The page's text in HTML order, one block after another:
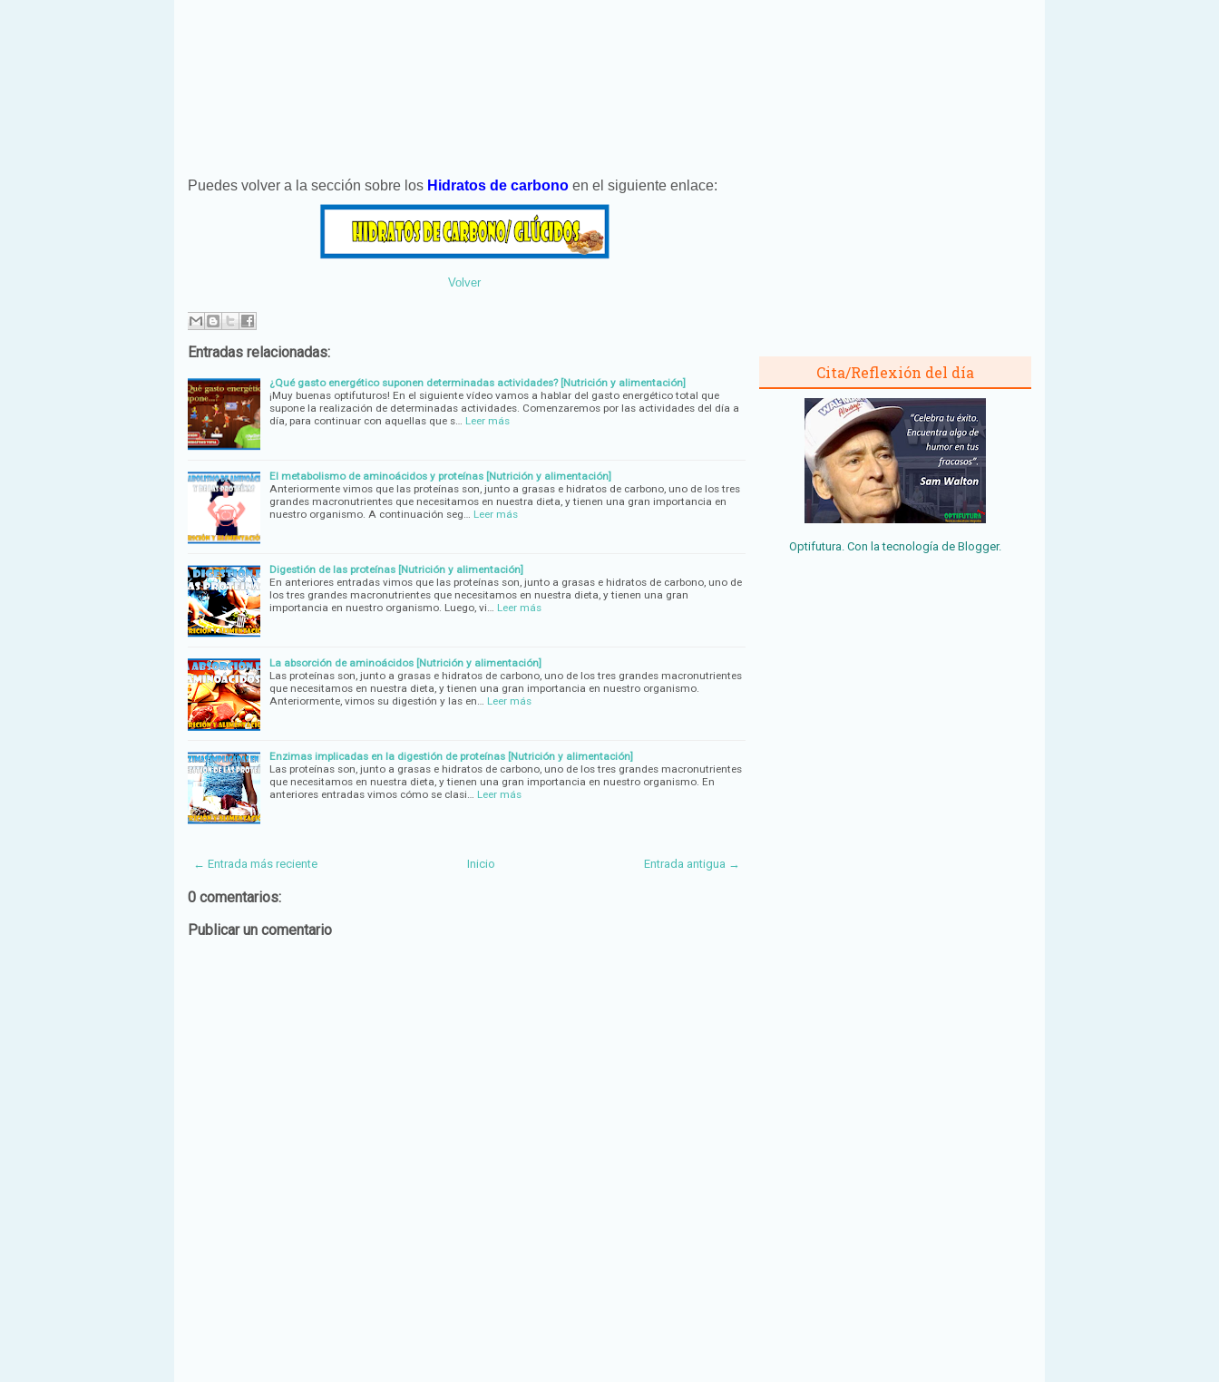
Puedes volver a la sección sobre los Hidratos de carbono en el siguiente enlace:
Volver
Entradas relacionadas:
¿Qué gasto energético suponen determinadas actividades? [Nutrición y alimentación]
¡Muy buenas optifuturos! En el siguiente vídeo vamos a hablar del gasto energético total que
supone la realización de determinadas actividades. Comenzaremos por las actividades del día a
día, para continuar con aquellas que s…
Leer más
El metabolismo de aminoácidos y proteínas [Nutrición y alimentación]
Anteriormente vimos que las proteínas son, junto a grasas e hidratos de carbono, uno de los tres
grandes macronutrientes que necesitamos en nuestra dieta, y tienen una gran importancia en
nuestro organismo. A continuación seg…
Leer más
Digestión de las proteínas [Nutrición y alimentación]
En anteriores entradas vimos que las proteínas son, junto a grasas e hidratos de carbono, uno de
los tres grandes macronutrientes que necesitamos en nuestra dieta, y tienen una gran
importancia en nuestro organismo. Luego, vi…
Leer más
La absorción de aminoácidos [Nutrición y alimentación]
Las proteínas son, junto a grasas e hidratos de carbono, uno de los tres grandes macronutrientes
que necesitamos en nuestra dieta, y tienen una gran importancia en nuestro organismo.
Anteriormente, vimos su digestión y las en…
Leer más
Enzimas implicadas en la digestión de proteínas [Nutrición y alimentación]
Las proteínas son, junto a grasas e hidratos de carbono, uno de los tres grandes macronutrientes
que necesitamos en nuestra dieta, y tienen una gran importancia en nuestro organismo. En
anteriores entradas vimos cómo se clasi…
Leer más
← Entrada más reciente Entrada antigua →
Inicio
0 comentarios:
Publicar un comentario
Cita/Reflexión del día
Optifutura. Con la tecnología de Blogger.